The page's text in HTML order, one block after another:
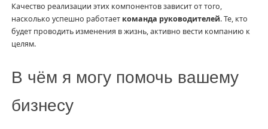
Качество реализации этих компонентов зависит от того,
насколько успешно работает команда руководителей. Те, кто
будет проводить изменения в жизнь, активно вести компанию к
целям.
В чём я могу помочь вашему
бизнесу